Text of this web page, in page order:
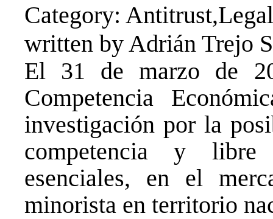
Category:
written by Adrián Trejo
El 31 de marzo de
Competencia
investigación por la
competencia y libre
esenciales, en el
minorista en territorio